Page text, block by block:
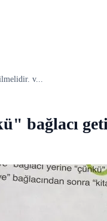
v...
bağlacı